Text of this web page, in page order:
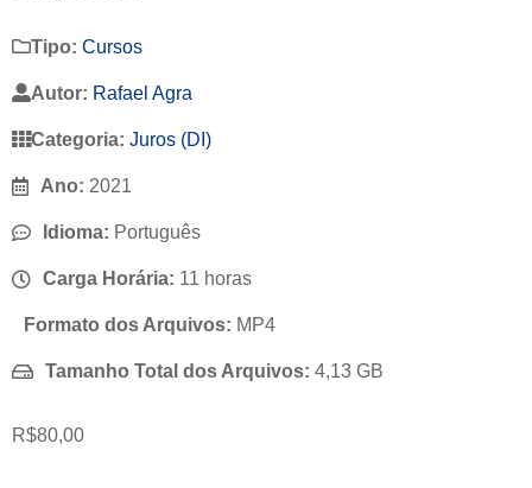
Tipo: Cursos
Autor: Rafael Agra
Categoria: Juros (DI)
Ano: 2021
Idioma: Português
Carga Horária: 11 horas
Formato dos Arquivos: MP4
Tamanho Total dos Arquivos: 4,13 GB
R$80,00